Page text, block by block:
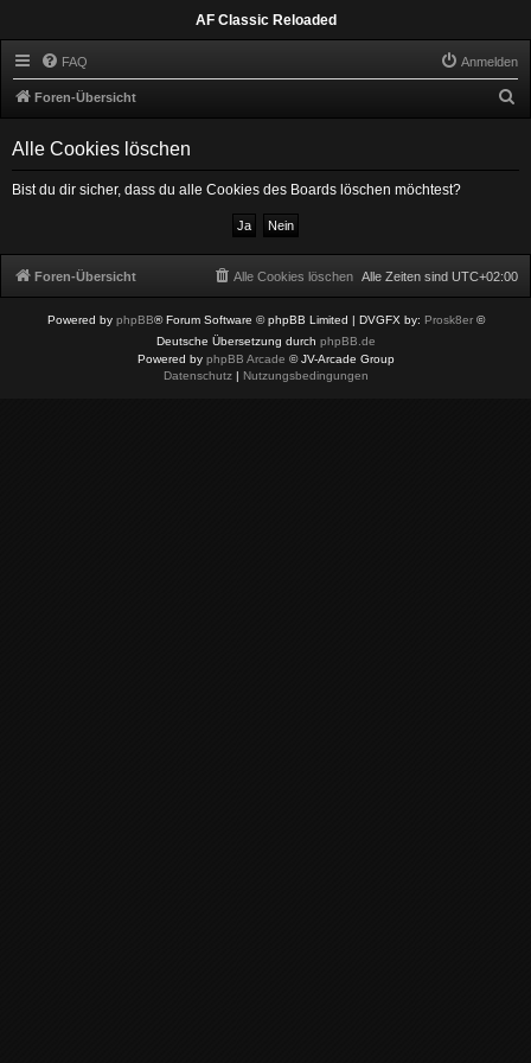
AF Classic Reloaded
FAQ Anmelden
Foren-Übersicht
Alle Cookies löschen
Bist du dir sicher, dass du alle Cookies des Boards löschen möchtest?
Foren-Übersicht Alle Zeiten sind UTC+02:00
Alle Cookies löschen
Powered by phpBB® Forum Software © phpBB Limited | DVGFX by: Prosk8er©
Deutsche Übersetzung durch phpBB.de
Powered by phpBB Arcade © JV-Arcade Group
Datenschutz| Nutzungsbedingungen